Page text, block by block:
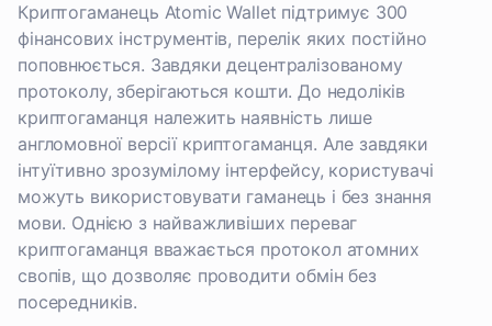
Криптогаманець Atomic Wallet підтримує 300
фінансових інструментів, перелік яких постійно
поповнюється. Завдяки децентралізованому
протоколу, зберігаються кошти. До недоліків
криптогаманця належить наявність лише
англомовної версії криптогаманця. Але завдяки
інтуїтивно зрозумілому інтерфейсу, користувачі
можуть використовувати гаманець і без знання
мови. Однією з найважливіших переваг
криптогаманця вважається протокол атомних
свопів, що дозволяє проводити обмін без
посередників.